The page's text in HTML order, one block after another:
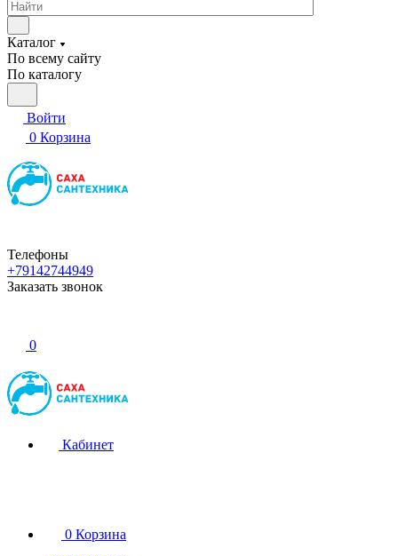
Каталог
По всему сайту
По каталогу
Войти
0 Корзина
Телефоны
+79142744949
Заказать звонок
0
Кабинет
0 Корзина